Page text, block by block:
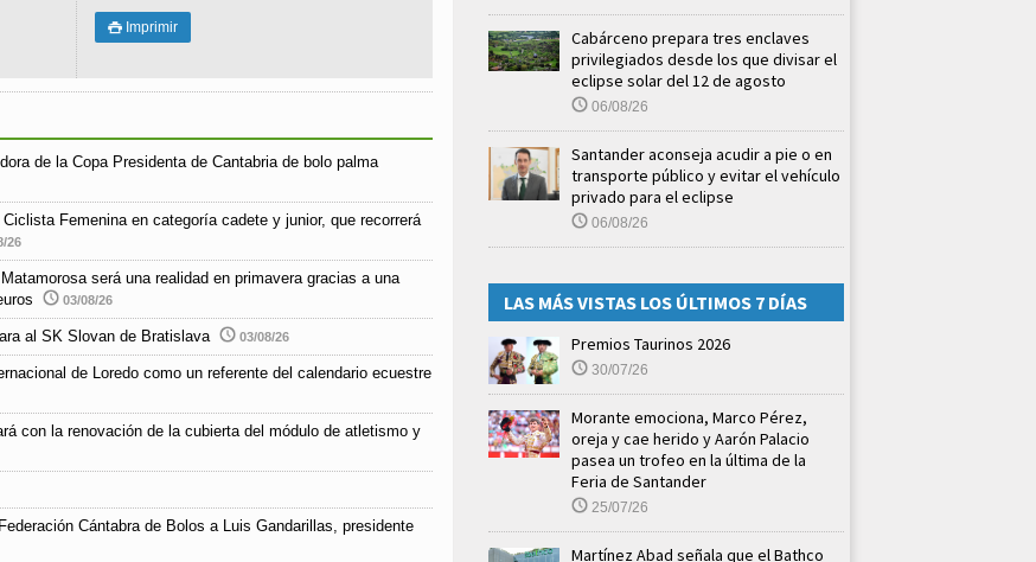
 Imprimir
de la Copa Presidenta de Cantabria de bolo palma
Femenina en categoría cadete y junior, que recorrerá
26
será una realidad en primavera gracias a una
03/08/26
al SK Slovan de Bratislava 03/08/26
de Loredo como un referente del calendario ecuestre
con la renovación de la cubierta del módulo de atletismo y
Cántabra de Bolos a Luis Gandarillas, presidente
Cabárceno prepara tres enclaves
privilegiados desde los que divisar el
eclipse solar del 12 de agosto
06/08/26
Santander aconseja acudir a pie o en
transporte público y evitar el vehículo
privado para el eclipse
06/08/26
LAS MÁS VISTAS LOS ÚLTIMOS 7 DÍAS
Premios Taurinos 2026
30/07/26
Morante emociona, Marco Pérez,
oreja y cae herido y Aarón Palacio
pasea un trofeo en la última de la
Feria de Santander
25/07/26
Martínez Abad señala que el Bathco